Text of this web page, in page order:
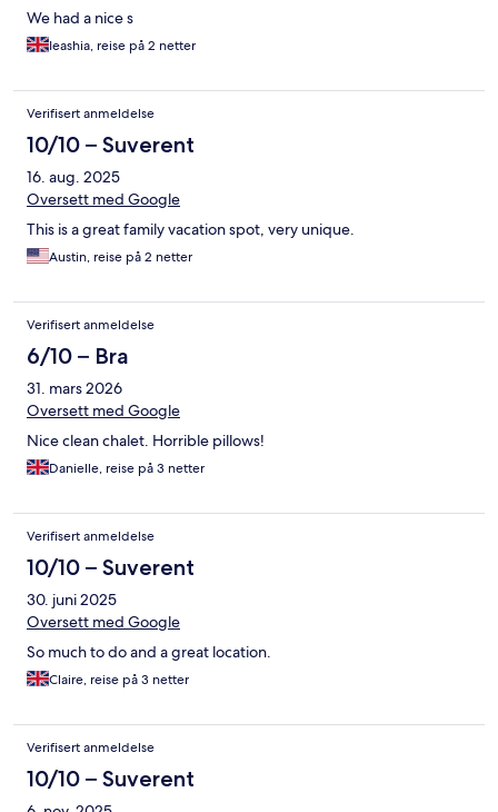
We had a nice s
Ieashia, reise på 2 netter
Verifisert anmeldelse
10/10 – Suverent
16. aug. 2025
Oversett med Google
This is a great family vacation spot, very unique.
Austin, reise på 2 netter
Verifisert anmeldelse
6/10 – Bra
31. mars 2026
Oversett med Google
Nice clean chalet. Horrible pillows!
Danielle, reise på 3 netter
Verifisert anmeldelse
10/10 – Suverent
30. juni 2025
Oversett med Google
So much to do and a great location.
Claire, reise på 3 netter
Verifisert anmeldelse
10/10 – Suverent